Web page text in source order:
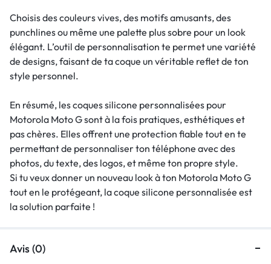
Choisis des couleurs vives, des motifs amusants, des
punchlines ou même une palette plus sobre pour un look
élégant. L’outil de personnalisation te permet une variété
de designs, faisant de ta coque un véritable reflet de ton
style personnel.
En résumé, les coques silicone personnalisées pour
Motorola Moto G sont à la fois pratiques, esthétiques et
pas chères. Elles offrent une protection fiable tout en te
permettant de personnaliser ton téléphone avec des
photos, du texte, des logos, et même ton propre style.
Si tu veux donner un nouveau look à ton Motorola Moto G
tout en le protégeant, la coque silicone personnalisée est
la solution parfaite !
Avis (0)